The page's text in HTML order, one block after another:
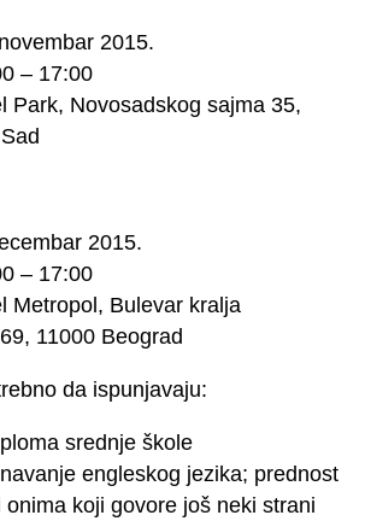
2015.
– 17:00
Park, Novosadskog sajma 35,
2015.
– 17:00
Metropol, Bulevar kralja
11000 Beograd
da ispunjavaju:
srednje škole
engleskog jezika; prednost
onima koji govore još neki strani